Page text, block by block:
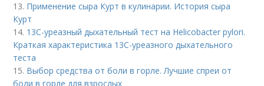
13. Применение сыра Курт в кулинарии. История сыра
Курт
14. 13С-уреазный дыхательный тест на Helicobacter pylori.
Краткая характеристика 13С-уреазного дыхательного
теста
15. Выбор средства от боли в горле. Лучшие спреи от
боли в горле для взрослых